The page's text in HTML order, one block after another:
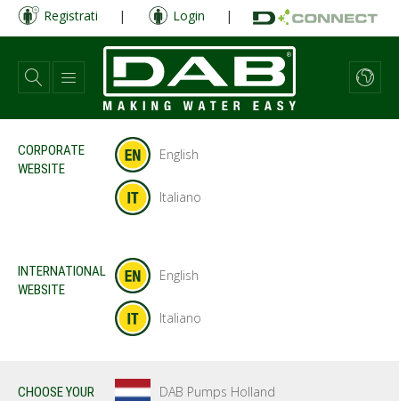
Salta
contenuto
principale
Registrati | Login |
CORPORATE
WEBSITE
English
Italiano
INTERNATIONAL
WEBSITE
English
Italiano
CHOOSE YOUR
DAB Pumps Holland